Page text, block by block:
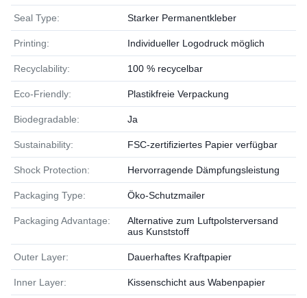
Seal Type: Starker Permanentkleber
Printing: Individueller Logodruck möglich
Recyclability: 100 % recycelbar
Eco-Friendly: Plastikfreie Verpackung
Biodegradable: Ja
Sustainability: FSC-zertifiziertes Papier verfügbar
Shock Protection: Hervorragende Dämpfungsleistung
Packaging Type: Öko-Schutzmailer
Packaging Advantage:
Alternative zum Luftpolsterversand
aus Kunststoff
Outer Layer: Dauerhaftes Kraftpapier
Inner Layer: Kissenschicht aus Wabenpapier